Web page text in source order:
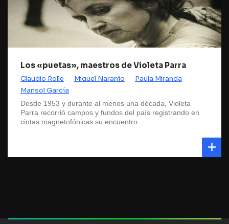
Los «puetas», maestros de Violeta Parra
Claudio Rolle Miguel Naranjo
Paula Miranda
Marisol García
Desde 1953 y durante al menos una década, Violeta
Parra recorrió campos y fundos del país registrando en
cintas magnetofónicas su encuentro...